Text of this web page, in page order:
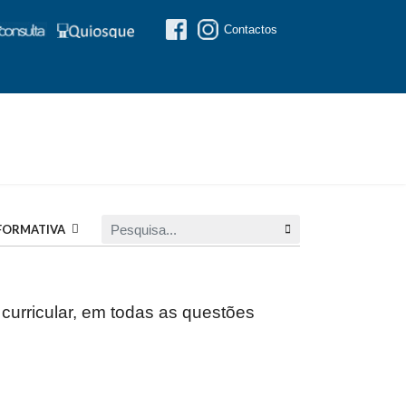
Contactos
Pesquisa...
em todas as questões